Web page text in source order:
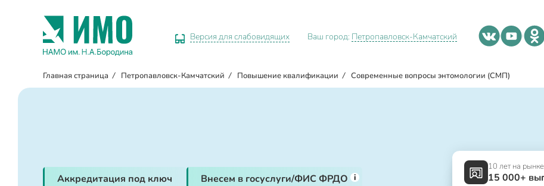
Версия для слабовидящих Ваш город: Петропавловск-Камчатский
Главная страница / Петропавловск-Камчатский / Повышение квалификации / Современные вопросы энтомологии (СМП)
Аккредитация под ключ Внесем в госуслуги/ФИС ФРДО i
10 лет на рынке
15 000+